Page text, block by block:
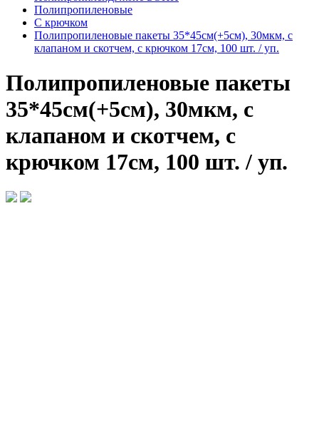
Полипропиленовые
С крючком
Полипропиленовые пакеты 35*45см(+5см), 30мкм, с
клапаном и скотчем, с крючком 17см, 100 шт. / уп.
Полипропиленовые пакеты
35*45см(+5см), 30мкм, с
клапаном и скотчем, с
крючком 17см, 100 шт. / уп.